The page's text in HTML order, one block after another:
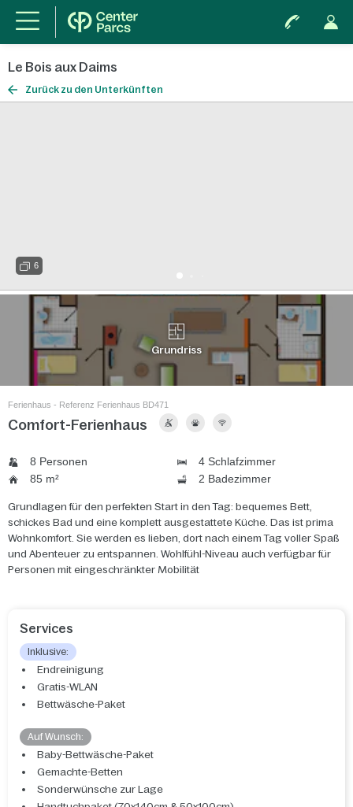
Le Bois aux Daims
Zurück zu den Unterkünften
6
Grundriss
Ferienhaus - Referenz Ferienhaus BD471
Comfort-Ferienhaus
8 Personen
4 Schlafzimmer
85 m²
2 Badezimmer
Grundlagen für den perfekten Start in den Tag: bequemes Bett,
schickes Bad und eine komplett ausgestattete Küche. Das ist prima
Wohnkomfort. Sie werden es lieben, dort nach einem Tag voller Spaß
und Abenteuer zu entspannen. Wohlfühl-Niveau auch verfügbar für
Personen mit eingeschränkter Mobilität
Services
Inklusive:
Endreinigung
Gratis-WLAN
Bettwäsche-Paket
Auf Wunsch:
Baby-Bettwäsche-Paket
Gemachte-Betten
Sonderwünsche zur Lage